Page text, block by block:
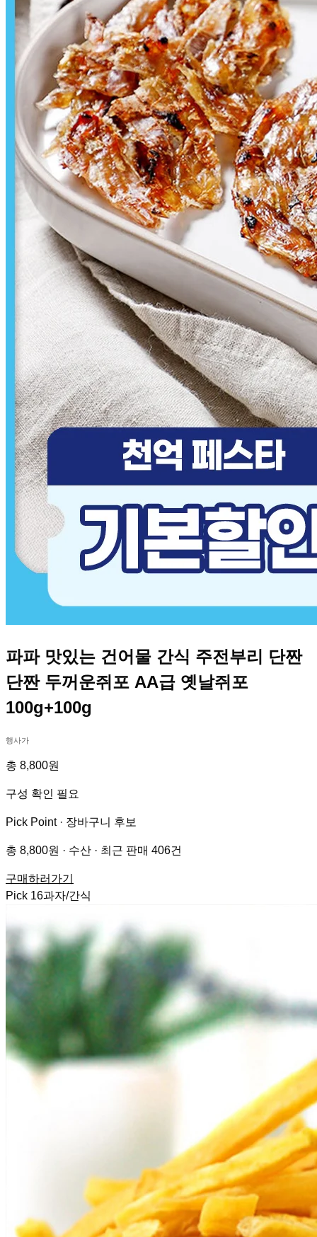
파파 맛있는 건어물 간식 주전부리 단짠
단짠 두꺼운쥐포 AA급 옛날쥐포
100g+100g
행사가
총 8,800원
구성 확인 필요
Pick Point · 장바구니 후보
총 8,800원 · 수산 · 최근 판매 406건
구매하러가기
Pick 16과자/간식